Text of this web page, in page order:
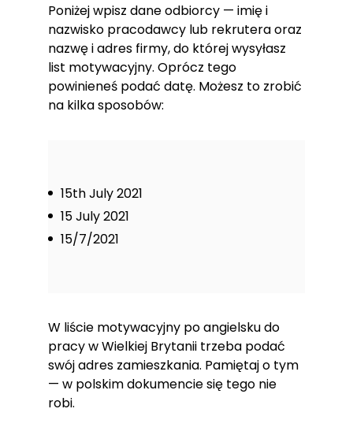
Poniżej wpisz dane odbiorcy — imię i
nazwisko pracodawcy lub rekrutera oraz
nazwę i adres firmy, do której wysyłasz
list motywacyjny. Oprócz tego
powinieneś podać datę. Możesz to zrobić
na kilka sposobów:
15th July 2021
15 July 2021
15/7/2021
W liście motywacyjny po angielsku do
pracy w Wielkiej Brytanii trzeba podać
swój adres zamieszkania. Pamiętaj o tym
— w polskim dokumencie się tego nie
robi.